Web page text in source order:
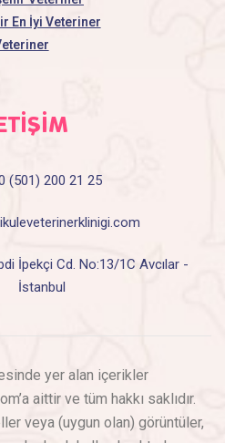
En İyi Veteriner
(501) 200 21 25
İpekçi Cd. No:13/1C Avcılar -
İstanbul
yer alan içerikler
aittir ve tüm hakkı saklıdır.
veya (uygun olan) görüntüler,